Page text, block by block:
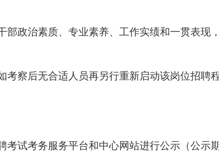
政治素质、专业素养、工作实绩和一贯表现
考察后无合适人员再另行重新启动该岗位招聘
试考务服务平台和中心网站进行公示（公示